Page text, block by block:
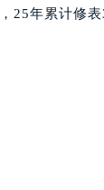
提前预约）
提前预约）
需提前预约）
前预约）
25年累计修